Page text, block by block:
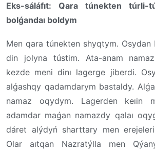
Eks-sáláfıt: Qara túnekten túrli-
bolǵandaı boldym
Men qara túnekten shyqtym. Osydan
din jolyna tústim. Ata-anam namaz
kezde meni dinı lagerge jiberdi.
alǵashqy qadamdarym bastaldy.
namaz oqydym. Lagerden keıin
adamdar maǵan namazdy qalaı
dáret alýdyń sharttary men
Olar aıtqan Nazratýlla men